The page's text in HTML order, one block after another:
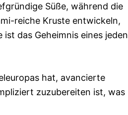
Süße, während die
reiche Kruste entwickeln,
das Geheimnis eines jeden
hat, avancierte
zuzubereiten ist, was